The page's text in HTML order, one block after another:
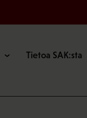
Tietoa SAK:sta